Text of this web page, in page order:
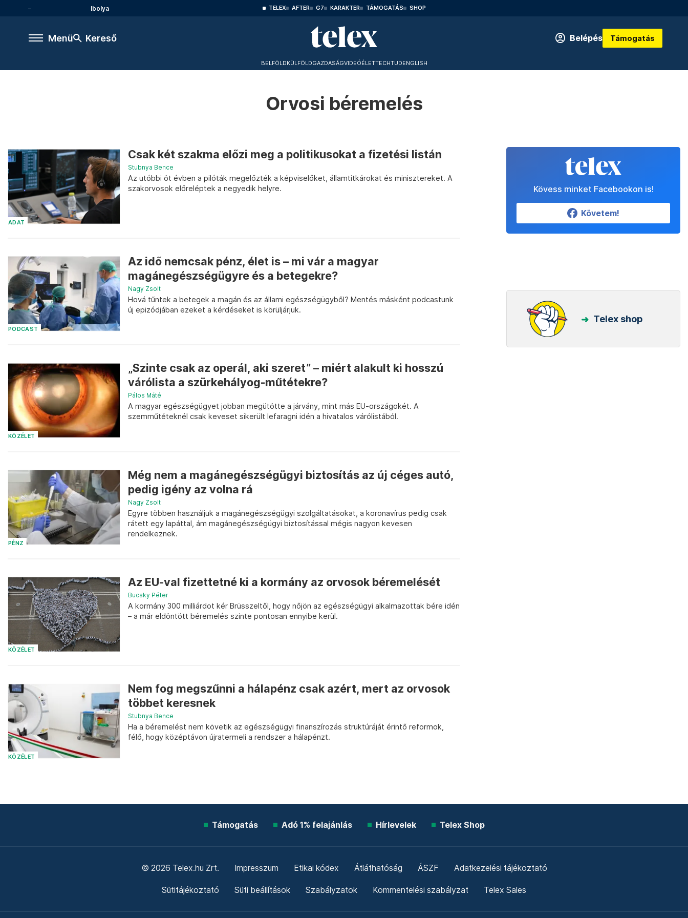
Ibolya TELEX AFTER G7 KARAKTER TÁMOGATÁS SHOP
Menü Kereső Belépés Támogatás
BELFÖLDKÜLFÖLDGAZDASÁGVIDEÓÉLETTECHTUDENGLISH
Orvosi béremelés
ADAT
Csak két szakma előzi meg a politikusokat a fizetési listán
Stubnya Bence
Az utóbbi öt évben a pilóták megelőzték a képviselőket, államtitkárokat és minisztereket. A
szakorvosok előreléptek a negyedik helyre.
PODCAST
Az idő nemcsak pénz, élet is – mi vár a magyar
magánegészségügyre és a betegekre?
Nagy Zsolt
Hová tűntek a betegek a magán és az állami egészségügyből? Mentés másként podcastunk
új epizódjában ezeket a kérdéseket is körüljárjuk.
KÖZÉLET
„Szinte csak az operál, aki szeret” – miért alakult ki hosszú
várólista a szürkehályog-műtétekre?
Pálos Máté
A magyar egészségügyet jobban megütötte a járvány, mint más EU-országokét. A
szemműtéteknél csak keveset sikerült lefaragni idén a hivatalos várólistából.
PÉNZ
Még nem a magánegészségügyi biztosítás az új céges autó,
pedig igény az volna rá
Nagy Zsolt
Egyre többen használjuk a magánegészségügyi szolgáltatásokat, a koronavírus pedig csak
rátett egy lapáttal, ám magánegészségügyi biztosítással mégis nagyon kevesen
rendelkeznek.
KÖZÉLET
Az EU-val fizettetné ki a kormány az orvosok béremelését
Bucsky Péter
A kormány 300 milliárdot kér Brüsszeltől, hogy nőjön az egészségügyi alkalmazottak bére idén
– a már eldöntött béremelés szinte pontosan ennyibe kerül.
KÖZÉLET
Nem fog megszűnni a hálapénz csak azért, mert az orvosok
többet keresnek
Stubnya Bence
Ha a béremelést nem követik az egészségügyi finanszírozás struktúráját érintő reformok,
félő, hogy középtávon újratermeli a rendszer a hálapénzt.
Kövess minket Facebookon is!
Követem!
Telex shop
Támogatás Adó 1% felajánlás Hírlevelek Telex Shop
© 2026 Telex.hu Zrt. Impresszum Etikai kódex Átláthatóság ÁSZF Adatkezelési tájékoztató
Sütitájékoztató Süti beállítások Szabályzatok Kommentelési szabályzat Telex Sales